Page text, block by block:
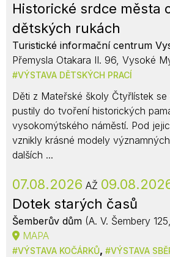
Historické srdce města
dětských rukách
Turistické informační centrum
Přemysla Otakara II. 96, Vysoké
VÝSTAVA DĚTSKÝCH PRACÍ
Děti z Mateřské školy Čtyřlístek se
pustily do tvoření historických
vysokomýtského náměstí. Pod
vznikly krásné modely
dalších ...
07.08.2026 AŽ
Dotek starých časů
Šemberův dům (A. V. Šembery
MAPA
VÝSTAVA KOČÁRKŮ,
VÝSTAVA